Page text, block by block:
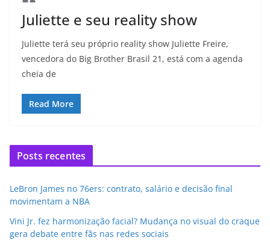
Juliette e seu reality show
Juliette terá seu próprio reality show Juliette Freire,
vencedora do Big Brother Brasil 21, está com a agenda
cheia de
Read More
Posts recentes
LeBron James no 76ers: contrato, salário e decisão final
movimentam a NBA
Vini Jr. fez harmonização facial? Mudança no visual do craque
gera debate entre fãs nas redes sociais